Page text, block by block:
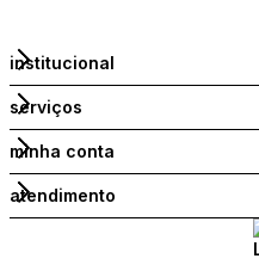
institucional
serviços
minha conta
atendimento